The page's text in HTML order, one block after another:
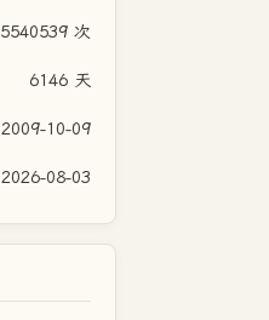
5540539 次
6146 天
2009-10-09
2026-08-03